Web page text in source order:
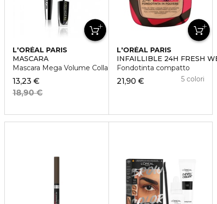
L'ORÉAL PARIS
MASCARA
Mascara Mega Volume Collagene
13,23 €
18,90 €
L'ORÉAL PARIS
INFAILLIBLE 24H FRESH
Fondotinta compatto
21,90 € 5 colori